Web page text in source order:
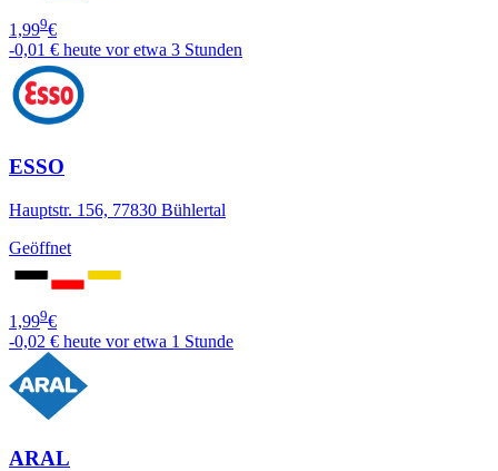
1,999€
-0,01 € heute vor etwa 3 Stunden
ESSO
Hauptstr. 156, 77830 Bühlertal
Geöffnet
1,999€
-0,02 € heute vor etwa 1 Stunde
ARAL